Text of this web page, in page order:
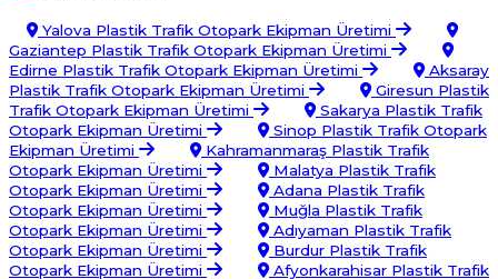
Yalova Plastik Trafik Otopark Ekipman Üretimi
Gaziantep Plastik Trafik Otopark Ekipman Üretimi
Edirne Plastik Trafik Otopark Ekipman Üretimi
Aksaray
Plastik Trafik Otopark Ekipman Üretimi
Giresun Plastik
Trafik Otopark Ekipman Üretimi
Sakarya Plastik Trafik
Otopark Ekipman Üretimi
Sinop Plastik Trafik Otopark
Ekipman Üretimi
Kahramanmaraş Plastik Trafik
Otopark Ekipman Üretimi
Malatya Plastik Trafik
Otopark Ekipman Üretimi
Adana Plastik Trafik
Otopark Ekipman Üretimi
Muğla Plastik Trafik
Otopark Ekipman Üretimi
Adıyaman Plastik Trafik
Otopark Ekipman Üretimi
Burdur Plastik Trafik
Otopark Ekipman Üretimi
Afyonkarahisar Plastik Trafik